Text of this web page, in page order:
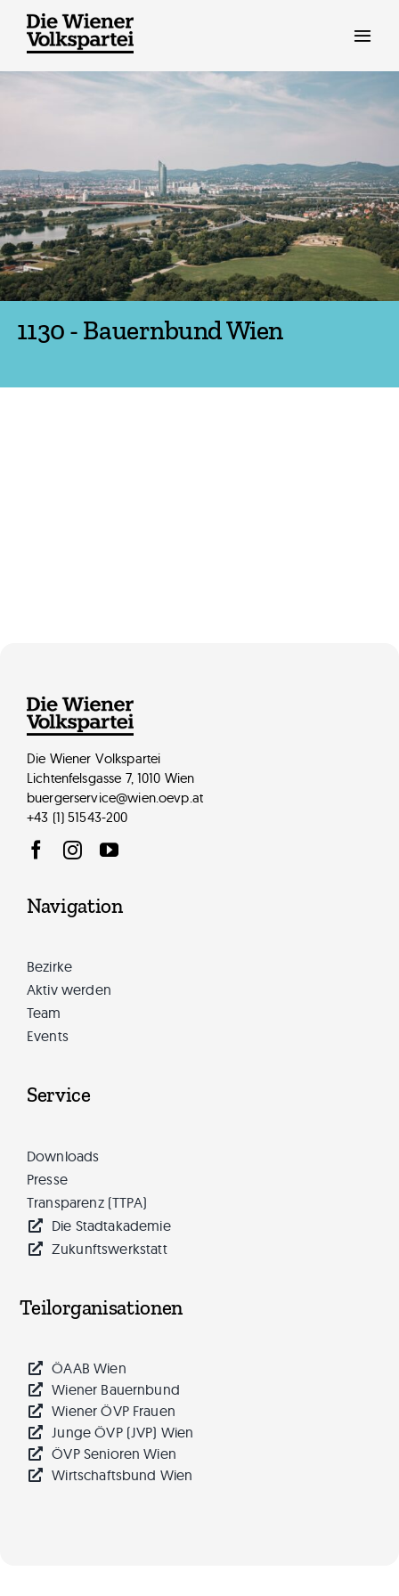
Inhalt
springen
1130 - Bauernbund Wien
Die Wiener Volkspartei
Lichtenfelsgasse 7, 1010 Wien
buergerservice@wien.oevp.at
+43 (1) 51543-200
Navigation
Bezirke
Aktiv werden
Team
Events
Service
Downloads
Presse
Transparenz (TTPA)
Die Stadtakademie
Zukunftswerkstatt
Teilorganisationen
ÖAAB Wien
Wiener Bauernbund
Wiener ÖVP Frauen
Junge ÖVP (JVP) Wien
ÖVP Senioren Wien
Wirtschaftsbund Wien